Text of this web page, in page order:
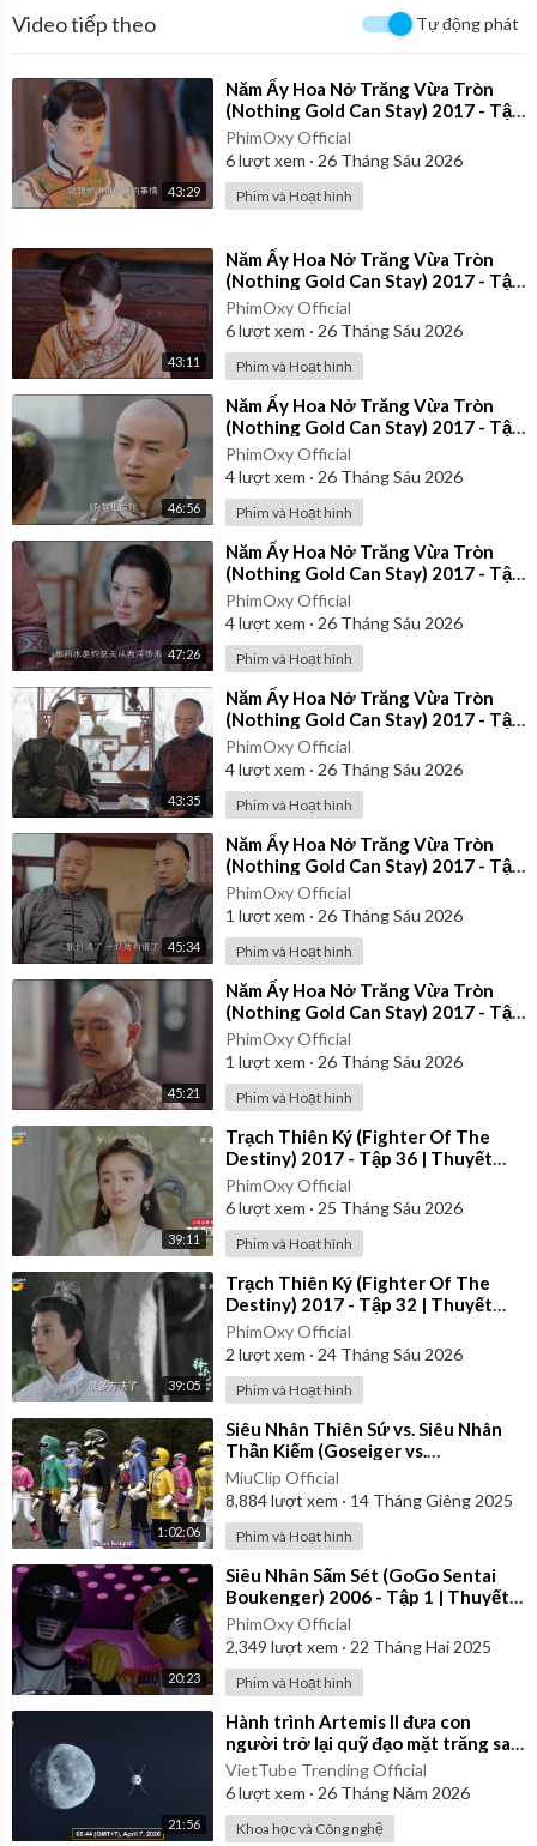
Video tiếp theo Tự động phát
43:29
⁣Năm Ấy Hoa Nở Trăng Vừa Tròn
(Nothing Gold Can Stay) 2017 - Tập
28 | Thuyết Minh
PhimOxy Official
6lượt xem · 26 Tháng Sáu 2026
Phim và Hoạt hình
43:11
⁣Năm Ấy Hoa Nở Trăng Vừa Tròn
(Nothing Gold Can Stay) 2017 - Tập
23 | Thuyết Minh
PhimOxy Official
6lượt xem · 26 Tháng Sáu 2026
Phim và Hoạt hình
46:56
⁣Năm Ấy Hoa Nở Trăng Vừa Tròn
(Nothing Gold Can Stay) 2017 - Tập
37 | Thuyết Minh
PhimOxy Official
4lượt xem · 26 Tháng Sáu 2026
Phim và Hoạt hình
47:26
⁣Năm Ấy Hoa Nở Trăng Vừa Tròn
(Nothing Gold Can Stay) 2017 - Tập
21 | Thuyết Minh
PhimOxy Official
4lượt xem · 26 Tháng Sáu 2026
Phim và Hoạt hình
43:35
⁣Năm Ấy Hoa Nở Trăng Vừa Tròn
(Nothing Gold Can Stay) 2017 - Tập
26 | Thuyết Minh
PhimOxy Official
4lượt xem · 26 Tháng Sáu 2026
Phim và Hoạt hình
45:34
⁣Năm Ấy Hoa Nở Trăng Vừa Tròn
(Nothing Gold Can Stay) 2017 - Tập
24 | Thuyết Minh
PhimOxy Official
1 lượt xem · 26 Tháng Sáu 2026
Phim và Hoạt hình
45:21
⁣Năm Ấy Hoa Nở Trăng Vừa Tròn
(Nothing Gold Can Stay) 2017 - Tập
39 | Thuyết Minh
PhimOxy Official
1 lượt xem · 26 Tháng Sáu 2026
Phim và Hoạt hình
39:11
⁣Trạch Thiên Ký (Fighter Of The
Destiny) 2017 - Tập 36 | Thuyết
Minh
PhimOxy Official
6lượt xem · 25 Tháng Sáu 2026
Phim và Hoạt hình
39:05
⁣Trạch Thiên Ký (Fighter Of The
Destiny) 2017 - Tập 32 | Thuyết
Minh
PhimOxy Official
2 lượt xem · 24 Tháng Sáu 2026
Phim và Hoạt hình
1:02:06
⁣Siêu Nhân Thiên Sứ vs. Siêu Nhân
Thần Kiếm (Goseiger vs.
Shinkenger) | Vietsub
MiuClip Official
8,884lượt xem · 14 Tháng Giêng 2025
Phim và Hoạt hình
20:23
⁣Siêu Nhân Sấm Sét (GoGo Sentai
Boukenger) 2006 - Tập 1 | Thuyết
Minh
PhimOxy Official
2,349 lượt xem · 22 Tháng Hai 2025
Phim và Hoạt hình
21:56
⁣Hành trình Artemis II đưa con
người trở lại quỹ đạo mặt trăng sau
54 năm của NASA
VietTube Trending Official
6lượt xem · 26 Tháng Năm 2026
Khoa học và Công nghệ